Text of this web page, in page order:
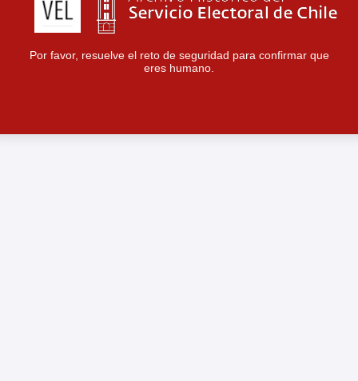
Por favor, resuelve el reto de seguridad para confirmar que
eres humano.